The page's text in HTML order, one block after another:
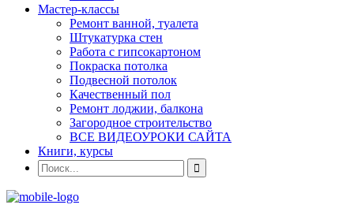
Мастер-классы
Ремонт ванной, туалета
Штукатурка стен
Работа с гипсокартоном
Покраска потолка
Подвесной потолок
Качественный пол
Ремонт лоджии, балкона
Загородное строительство
ВСЕ ВИДЕОУРОКИ САЙТА
Книги, курсы